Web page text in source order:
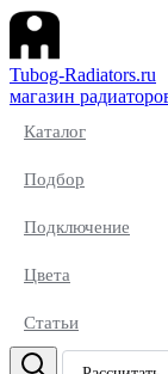
Tubog-Radiators.ru
магазин
Каталог
Подбор
Подключение
Цвета
Статьи